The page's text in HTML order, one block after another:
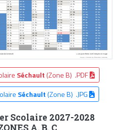
Séchault (Zone B) .PDF
Séchault(Zone B) .JPG
Scolaire 2027-2028
A, B, C